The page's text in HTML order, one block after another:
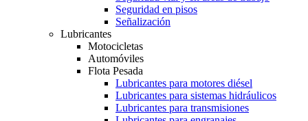
Seguridad en pisos
Señalización
Lubricantes
Motocicletas
Automóviles
Flota Pesada
Lubricantes para motores diésel
Lubricantes para sistemas hidráulicos
Lubricantes para transmisiones